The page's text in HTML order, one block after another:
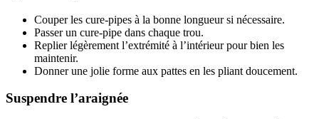
Couper les cure-pipes à la bonne longueur si nécessaire.
Passer un cure-pipe dans chaque trou.
Replier légèrement l’extrémité à l’intérieur pour bien les
maintenir.
Donner une jolie forme aux pattes en les pliant doucement.
Suspendre l’araignée